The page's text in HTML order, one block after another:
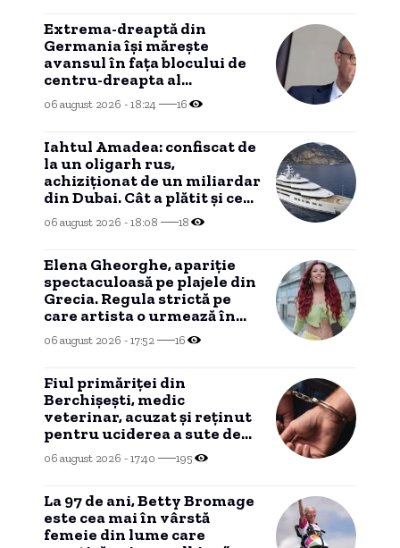
Extrema-dreaptă din
Germania îşi măreşte
avansul în faţa blocului de
centru-dreapta al
cancelarului Friedrich Merz
(sondaj)
06 august 2026 - 18:24 16
Iahtul Amadea: confiscat de
la un oligarh rus,
achiziționat de un miliardar
din Dubai. Cât a plătit și ce
intenționează să facă cu el
noul proprietar.
06 august 2026 - 18:08 18
Elena Gheorghe, apariție
spectaculoasă pe plajele din
Grecia. Regula strictă pe
care artista o urmează în
vacanță.
06 august 2026 - 17:52 16
Fiul primăriței din
Berchișești, medic
veterinar, acuzat și reținut
pentru uciderea a sute de
câini
06 august 2026 - 17:40 195
La 97 de ani, Betty Bromage
este cea mai în vârstă
femeie din lume care